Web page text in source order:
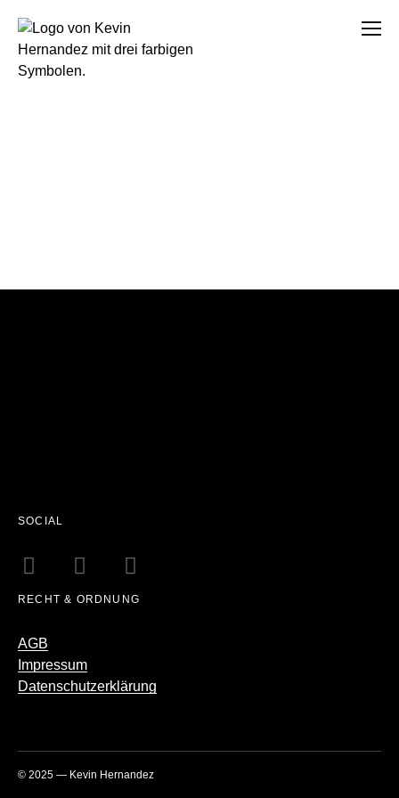
SOCIAL
RECHT & ORDNUNG
AGB
Impressum
Datenschutzerklärung
© 2025 — Kevin Hernandez